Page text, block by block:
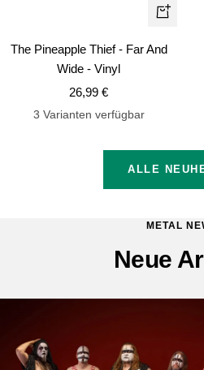
In
den
The Pineapple Thief - Far And
Wide - Vinyl
Angebotspreis
26,99 €
3 Varianten verfügbar
ALLE
METAL
Neue